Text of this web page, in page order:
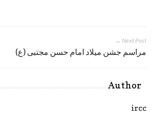
Next Post →
مراسم جشن میلاد امام حسن مجتبی (ع)
Author
ircc